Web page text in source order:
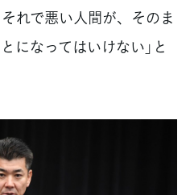
れで悪い人間が、そのま
になってはいけない」と